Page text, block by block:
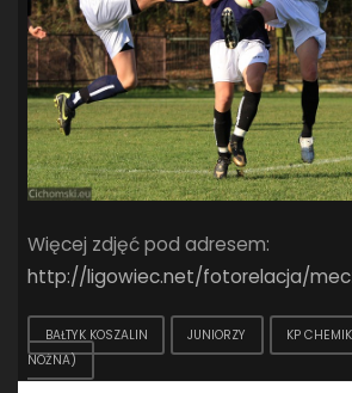
Więcej zdjęć pod adresem:
http://ligowiec.net/fotorelacja/
BAŁTYK KOSZALIN JUNIORZY
KP
NOŻNA)